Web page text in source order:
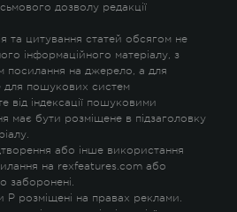
дозволу редакції
та цитування статей обсягом не
інформаційного матеріалу, з
посилання на джерело, а для
для пошукових систем
від індексації пошуковими
має бути розміщене в підзаголовку
або інше використання
на rexfeatures.com або
заборонені.
P розміщені на правах реклами.